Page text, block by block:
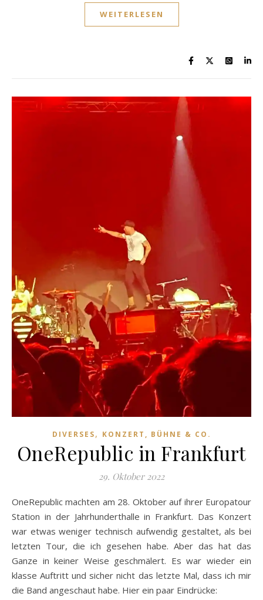
WEITERLESEN
DIVERSES, KONZERT, BÜHNE & CO.
OneRepublic in Frankfurt
29. Oktober 2022
OneRepublic machten am 28. Oktober auf ihrer Europatour
Station in der Jahrhunderthalle in Frankfurt. Das Konzert
war etwas weniger technisch aufwendig gestaltet, als bei
letzten Tour, die ich gesehen habe. Aber das hat das
Ganze in keiner Weise geschmälert. Es war wieder ein
klasse Auftritt und sicher nicht das letzte Mal, dass ich mir
die Band angeschaut habe. Hier ein paar Eindrücke: